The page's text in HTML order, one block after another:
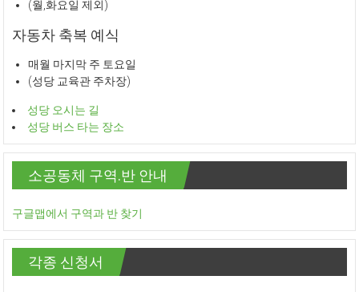
(월,화요일 제외)
자동차 축복 예식
매월 마지막 주 토요일
(성당 교육관 주차장)
성당 오시는 길
성당 버스 타는 장소
소공동체 구역.반 안내
구글맵에서 구역과 반 찾기
각종 신청서